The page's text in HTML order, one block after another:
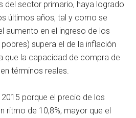
del sector primario, haya logrado
últimos años, tal y como se
aumento en el ingreso de los
supera el de la inflación
que la capacidad de compra de
términos reales.
porque el precio de los
ritmo de 10,8%, mayor que el